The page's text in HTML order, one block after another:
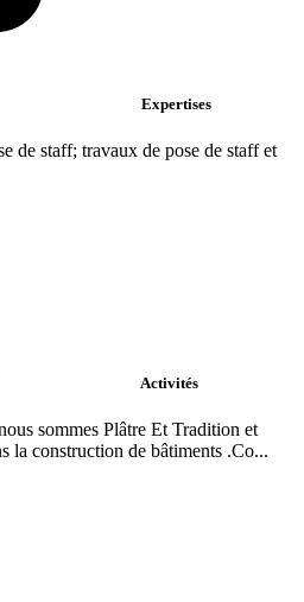
Expertises
de staff; travaux de pose de staff et
Activités
sommes Plâtre Et Tradition et
la construction de bâtiments .Co...